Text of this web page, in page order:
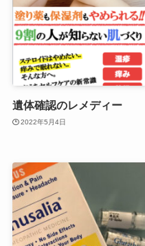
遺体確認のレメディー
2022年5月4日